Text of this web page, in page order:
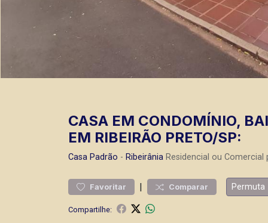
CASA EM CONDOMÍNIO,
EM RIBEIRÃO PRETO/SP:
Casa Padrão - Ribeirânia Residencial ou
Favoritar | Comparar Permuta
Compartilhe: